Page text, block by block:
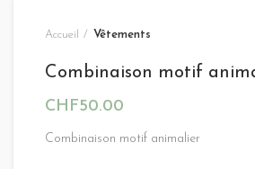
Accueil Vêtements
Combinaison motif
CHF50.00
Combinaison motif animalier